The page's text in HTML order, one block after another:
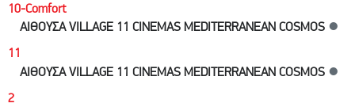
10-Comfort
ΑΙΘΟΥΣΑ VILLAGE 11 CINEMAS MEDITERRANEAN COSMOS ●
11
ΑΙΘΟΥΣΑ VILLAGE 11 CINEMAS MEDITERRANEAN COSMOS ●
2